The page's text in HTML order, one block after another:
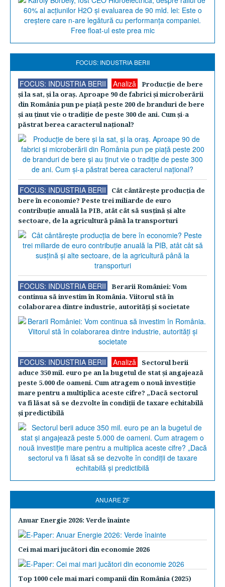
FOCUS: INDUSTRIA BERII
FOCUS: INDUSTRIA BERII Analiză
Producţie de bere
şi la sat, şi la oraş. Aproape 90 de fabrici şi microberării
din România pun pe piaţă peste 200 de branduri de bere
şi au ţinut vie o tradiţie de peste 300 de ani. Cum şi-a
păstrat berea caracterul naţional?
FOCUS: INDUSTRIA BERII
Cât cântăreşte producţia de
bere în economie? Peste trei miliarde de euro
contribuţie anuală la PIB, atât cât să susţină şi alte
sectoare, de la agricultură până la transporturi
FOCUS: INDUSTRIA BERII
Berarii României: Vom
continua să investim în România. Viitorul stă în
colaborarea dintre industrie, autorităţi şi societate
FOCUS: INDUSTRIA BERII Analiză
Sectorul berii
aduce 350 mil. euro pe an la bugetul de stat şi angajează
peste 5.000 de oameni. Cum atragem o nouă investiţie
mare pentru a multiplica aceste cifre? „Dacă sectorul
va fi lăsat să se dezvolte în condiţii de taxare echitabilă
şi predictibilă
ANUARE ZF
Anuar Energie 2026: Verde înainte
Cei mai mari jucători din economie 2026
Top 1000 cele mai mari companii din România (2025)